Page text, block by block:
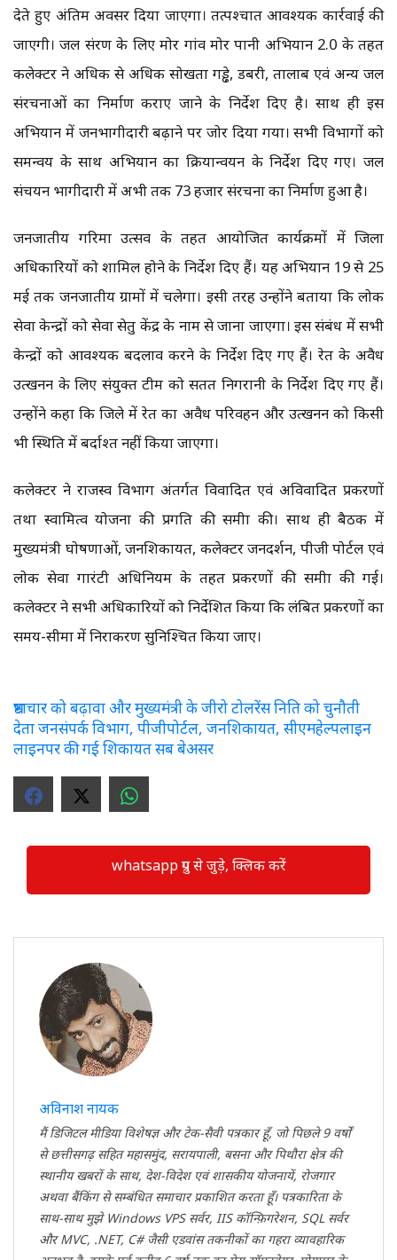
देते हुए अंतिम अवसर दिया जाएगा। तत्पश्चात आवश्यक कार्रवाई की
जाएगी। जल संरक्षण के लिए मोर गांव मोर पानी अभियान 2.0 के तहत
कलेक्टर ने अधिक से अधिक सोखता गड्ढे, डबरी, तालाब एवं अन्य जल
संरचनाओं का निर्माण कराए जाने के निर्देश दिए है। साथ ही इस
अभियान में जनभागीदारी बढ़ाने पर जोर दिया गया। सभी विभागों को
समन्वय के साथ अभियान का क्रियान्वयन के निर्देश दिए गए। जल
संचयन भागीदारी में अभी तक 73 हजार संरचना का निर्माण हुआ है।
जनजातीय गरिमा उत्सव के तहत आयोजित कार्यक्रमों में जिला
अधिकारियों को शामिल होने के निर्देश दिए हैं। यह अभियान 19 से 25
मई तक जनजातीय ग्रामों में चलेगा। इसी तरह उन्होंने बताया कि लोक
सेवा केन्द्रों को सेवा सेतु केंद्र के नाम से जाना जाएगा। इस संबंध में सभी
केन्द्रों को आवश्यक बदलाव करने के निर्देश दिए गए हैं। रेत के अवैध
उत्खनन के लिए संयुक्त टीम को सतत निगरानी के निर्देश दिए गए हैं।
उन्होंने कहा कि जिले में रेत का अवैध परिवहन और उत्खनन को किसी
भी स्थिति में बर्दाश्त नहीं किया जाएगा।
कलेक्टर ने राजस्व विभाग अंतर्गत विवादित एवं अविवादित प्रकरणों
तथा स्वामित्व योजना की प्रगति की समीक्षा की। साथ ही बैठक में
मुख्यमंत्री घोषणाओं, जनशिकायत, कलेक्टर जनदर्शन, पीजी पोर्टल एवं
लोक सेवा गारंटी अधिनियम के तहत प्रकरणों की समीक्षा की गई।
कलेक्टर ने सभी अधिकारियों को निर्देशित किया कि लंबित प्रकरणों का
समय-सीमा में निराकरण सुनिश्चित किया जाए।
भ्रष्टाचार को बढ़ावा और मुख्यमंत्री के जीरो टोलरेंस निति को चुनौती
देता जनसंपर्क विभाग, पीजीपोर्टल, जनशिकायत, सीएमहेल्पलाइन
लाइनपर की गई शिकायत सब बेअसर
whatsapp ग्रुप से जुड़े, क्लिक करें
अविनाश नायक
मैं डिजिटल मीडिया विशेषज्ञ और टेक-सैवी पत्रकार हूँ, जो पिछले 9 वर्षों
से छत्तीसगढ़ सहित महासमुंद, सरायपाली, बसना और पिथौरा क्षेत्र की
स्थानीय खबरों के साथ, देश-विदेश एवं शासकीय योजनायें, रोजगार
अथवा बैंकिंग से सम्बंधित समाचार प्रकाशित करता हूँ। पत्रकारिता के
साथ-साथ मुझे Windows VPS सर्वर, IIS कॉन्फ़िगरेशन, SQL सर्वर
और MVC, .NET, C# जैसी एडवांस तकनीकों का गहरा व्यावहारिक